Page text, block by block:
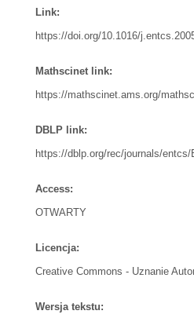
Link:
https://doi.org/10.1016/
Mathscinet link:
https://mathscinet.ams.org/
DBLP link:
https://dblp.org/rec/journals/entcs/
Access:
OTWARTY
Licencja:
Creative Commons - Uznanie
Wersja tekstu: